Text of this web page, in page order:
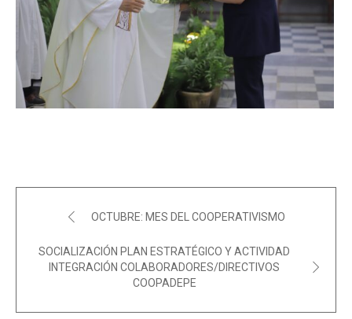
OCTUBRE: MES DEL COOPERATIVISMO
SOCIALIZACIÓN PLAN ESTRATÉGICO Y ACTIVIDAD
INTEGRACIÓN COLABORADORES/DIRECTIVOS
COOPADEPE